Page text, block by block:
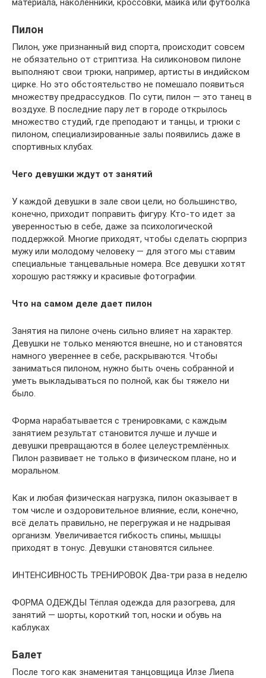
материала, наколенники, кроссовки, майка или футболка
Пилон
Пилон, уже признанный вид спорта, происходит совсем
не обязательно от стриптиза. На силиконовом пилоне
выполняют свои трюки, например, артисты в индийском
цирке. Но это обстоятельство не помешало появиться
множеству предрассудков. По сути, пилон — это танец в
воздухе. В последние пару лет в городе открылось
множество студий, где преподают и танцы, и трюки с
пилоном, специализированные залы появились даже в
спортивных клубах.
Чего девушки ждут от занятий
У каждой девушки в зале свои цели, но большинство,
конечно, приходит поправить фигуру. Кто-то идет за
уверенностью в себе, даже за психологической
поддержкой. Многие приходят, чтобы сделать сюрприз
мужу или молодому человеку — для этого мы ставим
специальные танцевальные номера. Все девушки хотят
хорошую растяжку и красивые фотографии.
Что на самом деле дает пилон
Занятия на пилоне очень сильно влияет на характер.
Девушки не только меняются внешне, но и становятся
намного увереннее в себе, раскрываются. Чтобы
заниматься пилоном, нужно быть очень собранной и
уметь выкладываться по полной, как бы тяжело ни
было.
Форма нарабатывается с тренировками, с каждым
занятием результат становится лучше и лучше и
девушки превращаются в более целеустремлённых.
Пилон развивает не только в физическом плане, но и
моральном.
Как и любая физическая нагрузка, пилон оказывает в
том числе и оздоровительное влияние, если, конечно,
всё делать правильно, не перегружая и не надрывая
организм. Увеличивается гибкость спины, мышцы
приходят в тонус. Девушки становятся сильнее.
ИНТЕНСИВНОСТЬ ТРЕНИРОВОК Два-три раза в неделю
ФОРМА ОДЕЖДЫ Тёплая одежда для разогрева, для
занятий — шорты, короткий топ, носки и обувь на
каблуках
Балет
После того как знаменитая танцовщица Илзе Лиепа